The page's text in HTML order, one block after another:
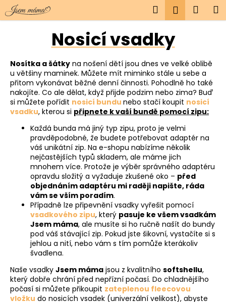
Přejít
na
obsah
Hledat
Nosicí vsadky
Nosítka a šátky na nošení dětí jsou dnes ve velké oblibě
u většiny maminek. Můžete mít miminko stále u sebe a
přitom vykonávat běžné denní činnosti. Pohodlně ho také
nakojíte. Co ale dělat, když přijde podzim nebo zima? Buď
si můžete pořídit nosicí bundu nebo stačí koupit nosicí
vsadku, kterou si připnete k vaší bundě pomocí zipu:
Každá bunda má jiný typ zipu, proto je velmi
pravděpodobné, že budete potřebovat adaptér na
váš unikátní zip. Na e-shopu nabízíme několik
nejčastějších typů skladem, ale máme jich
mnohem více. Protože je výběr správného adaptéru
opravdu složitý a vyžaduje zkušené oko – před
objednáním adaptéru mi raději napište, ráda
vám se vším poradím.
Případně lze připevnění vsadky vyřešit pomocí
vsadkového zipu, který pasuje ke všem vsadkám
Jsem máma, ale musíte si ho ručně našít do bundy
pod váš stávající zip. Pokud jste šikovní, vystačíte si s
jehlou a nití, nebo vám s tím pomůže kterákoliv
švadlena.
Naše vsadky Jsem máma jsou z kvalitního softshellu,
který dobře chrání před nepřízní počasí. Do chladnějšího
počasí si můžete přikoupit zateplenou fleecovou
vložku do nosicích vsadek (univerzální velikost), abyste
o
o
p
o
t
í
t
?